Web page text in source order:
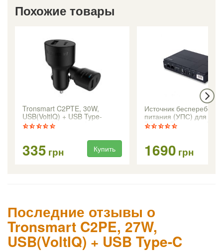
Похожие товары
Tronsmart C2PTE, 30W,
USB(VoltIQ) + USB Type-
C(Quick Charge 3.0)
335 грн Купить
Источник
питания (УПС) для
DC1018P, 10400 mAh,
(Mini UPS 5V/9V/12V)
1690 грн
Последние отзывы о
Tronsmart C2PE, 27W,
USB(VoltIQ) + USB Type-C